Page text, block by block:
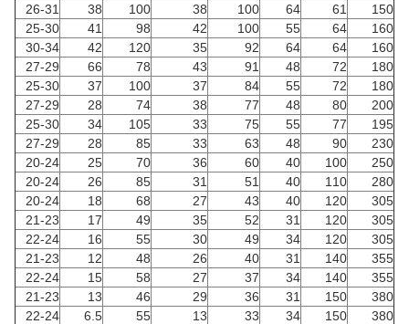
150
61
64
100
38
100
38
26-31
160
64
55
100
42
98
41
25-30
160
64
64
92
35
120
42
30-34
180
72
48
91
43
78
66
27-29
180
72
55
84
37
100
37
25-30
200
80
48
77
38
74
28
27-29
195
77
55
75
33
105
34
25-30
230
90
48
63
33
85
28
27-29
250
100
40
60
36
70
25
20-24
280
110
40
51
31
85
26
20-24
305
120
40
43
27
68
18
20-24
305
120
31
52
35
49
17
21-23
305
120
34
49
30
55
16
22-24
355
140
31
40
26
48
12
21-23
355
140
34
37
27
58
15
22-24
380
150
31
36
29
46
13
21-23
380
150
34
33
13
55
6.5
22-24